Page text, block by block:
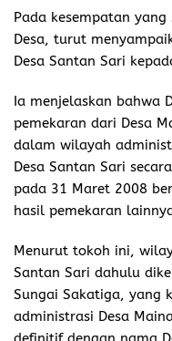
Pada kesempatan
Desa, turut
Desa Santan Sari
Ia menjelaskan bahwa
pemekaran dari Desa
dalam wilayah
Desa Santan Sari
pada 31 Maret 2008
hasil pemekaran
Menurut tokoh ini,
Santan Sari dahulu
Sungai Sakatiga, yang
administrasi Desa